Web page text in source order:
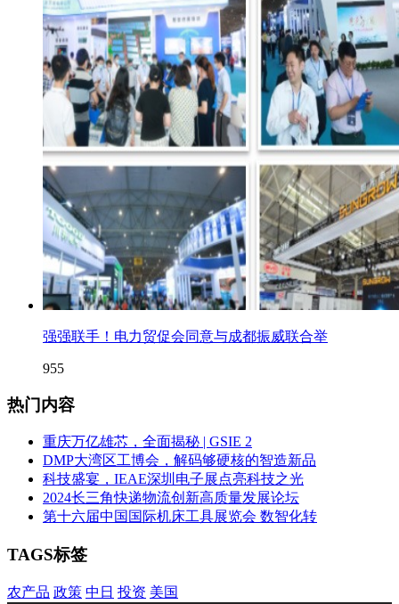
强强联手！电力贸促会同意与成都振威联合举
955
热门内容
重庆万亿雄芯，全面揭秘 | GSIE 2
DMP大湾区工博会，解码够硬核的智造新品
科技盛宴，IEAE深圳电子展点亮科技之光
2024长三角快递物流创新高质量发展论坛
第十六届中国国际机床工具展览会 数智化转
TAGS标签
农产品 政策 中日 投资 美国